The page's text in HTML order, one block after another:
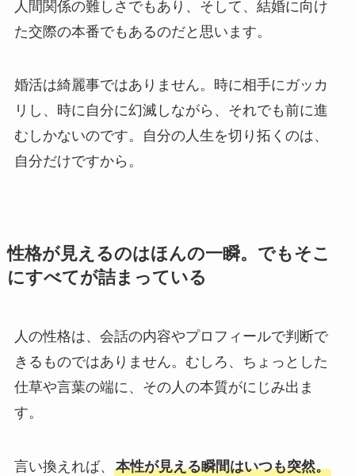
人間関係の難しさでもあり、そして、結婚に向け
た交際の本番でもあるのだと思います。
婚活は綺麗事ではありません。時に相手にガッカ
リし、時に自分に幻滅しながら、それでも前に進
むしかないのです。自分の人生を切り拓くのは、
自分だけですから。
性格が見えるのはほんの一瞬。でもそこ
にすべてが詰まっている
人の性格は、会話の内容やプロフィールで判断で
きるものではありません。むしろ、ちょっとした
仕草や言葉の端に、その人の本質がにじみ出ま
す。
言い換えれば、 本性が見える瞬間はいつも突然。